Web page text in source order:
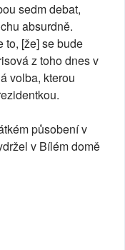
sedm debat,
absurdně.
to, [že] se bude
z toho dnes v
volba, kterou
působení v
v Bílém domě